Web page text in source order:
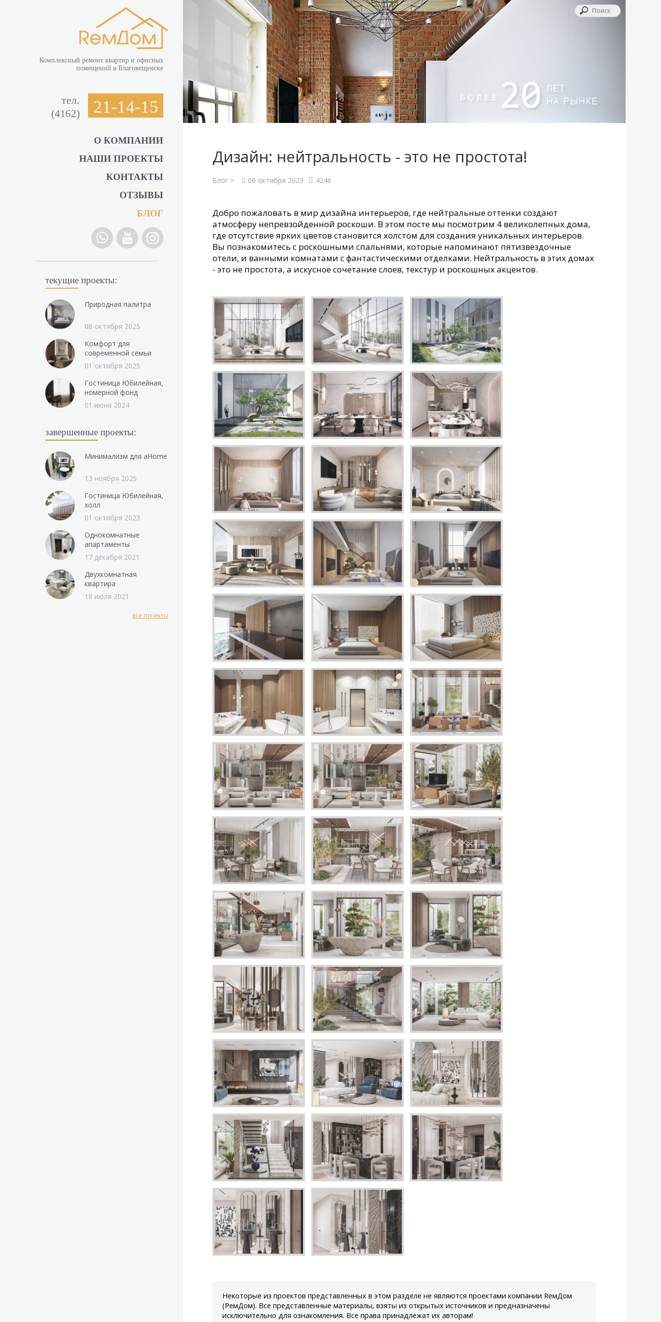
Комплексный ремонт квартир и офисных
помещений в Благовещенске
тел.
(4162)
21-14-15
О КОМПАНИИ
НАШИ ПРОЕКТЫ
КОНТАКТЫ
ОТЗЫВЫ
БЛОГ
текущие проекты:
Природная палитра
08 октября 2025
Комфорт для
современной семьи
01 октября 2025
Гостиница Юбилейная,
номерной фонд
01 июня 2024
завершенные проекты:
Минимализм для aHome
13 ноября 2025
Гостиница Юбилейная,
холл
01 октября 2023
Однокомнатные
апартаменты
17 декабря 2021
Двухкомнатная
квартира
18 июля 2021
все проекты
Дизайн: нейтральность - это не простота!
Блог > 06 октября 2023 4246
Добро пожаловать в мир дизайна интерьеров, где нейтральные оттенки создают
атмосферу непревзойденной роскоши. В этом посте мы посмотрим 4 великолепных дома,
где отсутствие ярких цветов становится холстом для создания уникальных интерьеров.
Вы познакомитесь с роскошными спальнями, которые напоминают пятизвездочные
отели, и ванными комнатами с фантастическими отделками. Нейтральность в этих домах
- это не простота, а искусное сочетание слоев, текстур и роскошных акцентов.
Некоторые из проектов представленных в этом разделе не являются проектами компании RемДом
(РемДом). Все представленные материалы, взяты из открытых источников и предназначены
исключительно для ознакомления. Все права принадлежат их авторам!